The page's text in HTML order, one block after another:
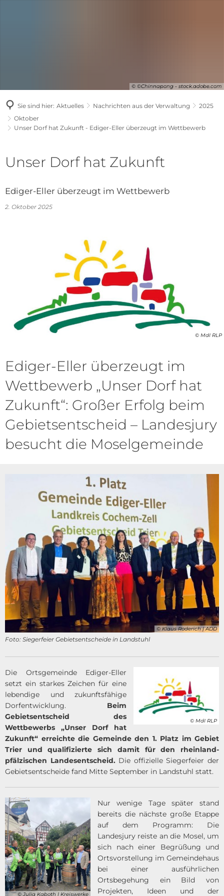
© ©Chinnapong - stock.adobe.com
Sie sind hier: Aktuelles Nachrichten aus der Verwaltung
2025
Oktober
Unser Dorf hat Zukunft - Ediger-Eller überzeugt im Wettbewerb
Unser Dorf hat Zukunft
Ediger-Eller überzeugt im Wettbewerb
2. Oktober 2025
© MdI RLP
Ediger-Eller überzeugt im
Wettbewerb „Unser Dorf hat
Zukunft“: Großer Erfolg beim
Gebietsentscheid – Landesjury
besucht die Moselgemeinde
© Klaus Roderich | ADD
Foto: Siegerfeier Gebietsentscheide in Landstuhl
© MdI RLP
Die Ortsgemeinde Ediger-Eller
setzt ein starkes Zeichen für eine
lebendige und zukunftsfähige
Dorfentwicklung. Beim
Gebietsentscheid des
Wettbewerbs „Unser Dorf hat
Zukunft“ erreichte die Gemeinde den 1. Platz im Gebiet
Trier und qualifizierte sich damit für den rheinland-
pfälzischen Landesentscheid. Die offizielle Siegerfeier der
Gebietsentscheide fand Mitte September in Landstuhl statt.
© Julia Kaboth | Kreiswerke
Nur wenige Tage später stand
bereits die nächste große Etappe
auf dem Programm: Die
Landesjury reiste an die Mosel, um
sich nach einer Begrüßung und
Ortsvorstellung im Gemeindehaus
bei einer ausführlichen
Ortsbegehung ein Bild von
Projekten, Ideen und der